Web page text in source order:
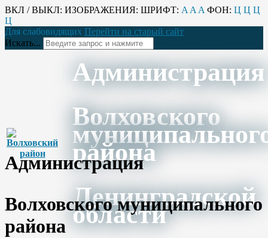
ВКЛ / ВЫКЛ: ИЗОБРАЖЕНИЯ: ШРИФТ: A A A ФОН: Ц Ц Ц
Ц
Для слабовидящих Перейти на старый сайт
Искать...
Администрация
Волховского
района
Ленинградской
области
Администрация
Волховского муниципального
района